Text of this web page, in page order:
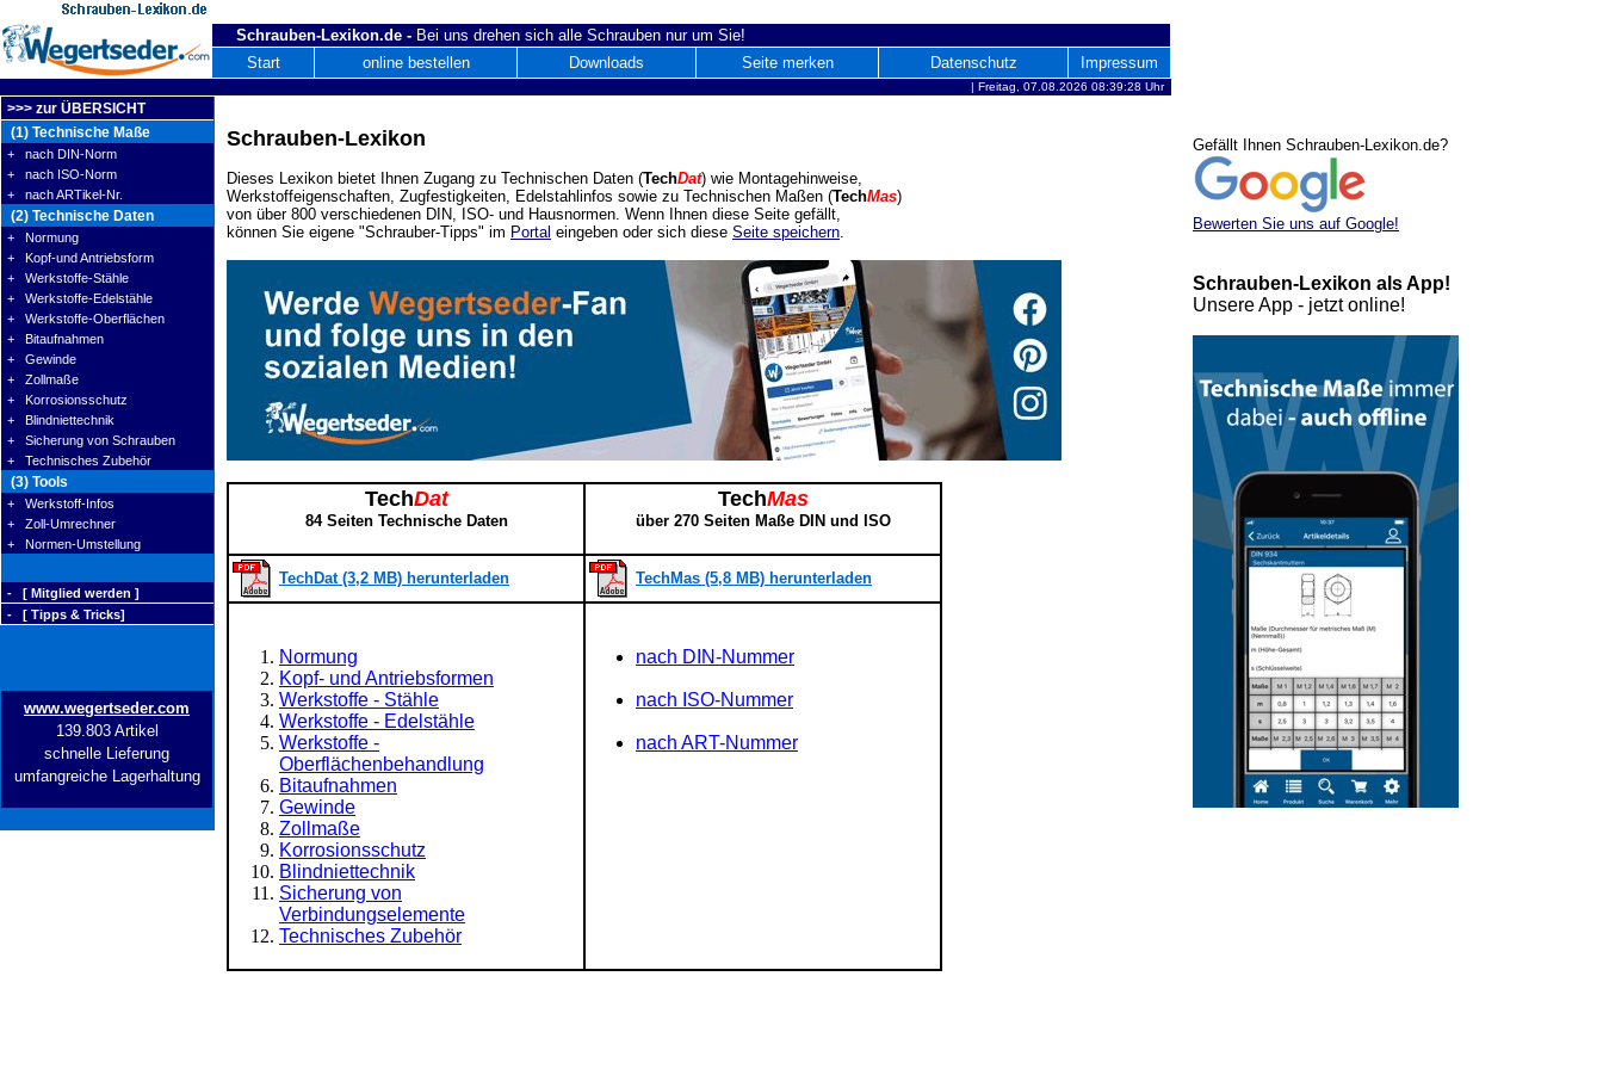
Schrauben-Lexikon.de - Bei uns drehen sich alle Schrauben nur um Sie!
Start
online bestellen Downloads Seite merken Datenschutz Impressum
| Freitag, 07.08.2026 08:39:28 Uhr
>>> zur ÜBERSICHT
(1) Technische Maße
+ nach DIN-Norm
+ nach ISO-Norm
+ nach ARTikel-Nr.
(2) Technische Daten
+ Normung
+ Kopf-und Antriebsform
+ Werkstoffe-Stähle
+ Werkstoffe-Edelstähle
+ Werkstoffe-Oberflächen
+ Bitaufnahmen
+ Gewinde
+ Zollmaße
+ Korrosionsschutz
+ Blindniettechnik
+ Sicherung von Schrauben
+ Technisches Zubehör
(3) Tools
+ Werkstoff-Infos
+ Zoll-Umrechner
+ Normen-Umstellung
- [ Mitglied werden ]
- [ Tipps & Tricks]
www.wegertseder.com
139.803 Artikel
schnelle Lieferung
umfangreiche Lagerhaltung
Schrauben-Lexikon
Dieses Lexikon bietet Ihnen Zugang zu Technischen Daten (TechDat) wie Montagehinweise,
Werkstoffeigenschaften, Zugfestigkeiten, Edelstahlinfos sowie zu Technischen Maßen (TechMas)
von über 800 verschiedenen DIN, ISO- und Hausnormen. Wenn Ihnen diese Seite gefällt,
können Sie eigene "Schrauber-Tipps" im Portal eingeben oder sich diese Seite speichern.
TechDat
84 Seiten Technische Daten
TechMas
über 270 Seiten Maße DIN und ISO
TechDat (3,2 MB) herunterladen TechMas (5,8 MB) herunterladen
Normung
Kopf- und Antriebsformen
Werkstoffe - Stähle
Werkstoffe - Edelstähle
Werkstoffe -
Oberflächenbehandlung
Bitaufnahmen
Gewinde
Zollmaße
Korrosionsschutz
Blindniettechnik
Sicherung von
Verbindungselemente
Technisches Zubehör
nach DIN-Nummer
nach ISO-Nummer
nach ART-Nummer
Gefällt Ihnen Schrauben-Lexikon.de?
Bewerten Sie uns auf Google!
Schrauben-Lexikon als App!
Unsere App - jetzt online!